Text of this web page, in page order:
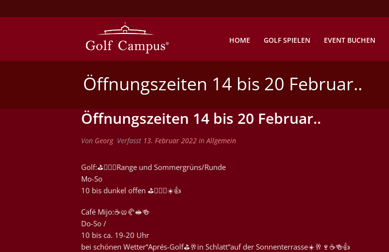
HOME GOLF SPIELEN EVENT BUCHEN
Öffnungszeiten 14 bis 20 Februar..
Öffnungszeiten 14 bis 20 Februar..
Von Georg Verfasst 13. Februar 2022 InAllgemein
Golf:⛳️🏌🏿‍♀️Range und Sommergrüns/Runde
Mo-So
10 bis dunkel offen ⛳️🏌🏿‍♀️☀️👍
Café Mijo:☕️🥨🥐🥪🍻
Do-So /
10 bis ca. 19-20 Uhr
bei schönen Wetter“Aprés-Golf⛳️🥂in Schlatt“auf der Sonnenterrasse☀️🥂🍷☕️🍻👍